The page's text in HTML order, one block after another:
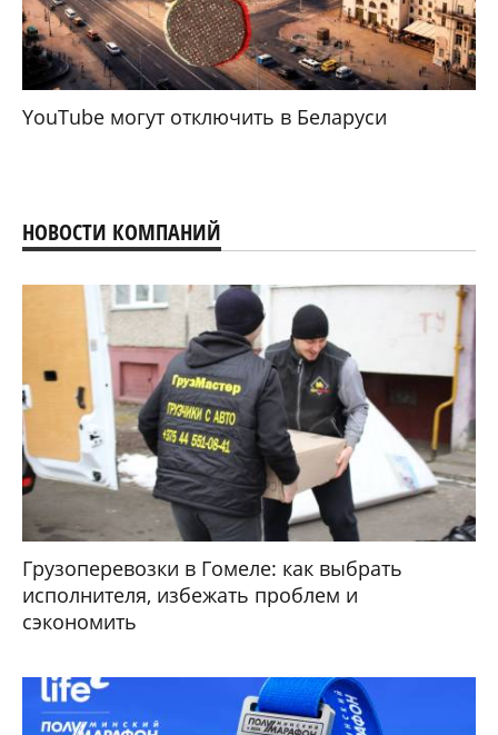
YouTube могут отключить в Беларуси
НОВОСТИ КОМПАНИЙ
Грузоперевозки в Гомеле: как выбрать
исполнителя, избежать проблем и
сэкономить